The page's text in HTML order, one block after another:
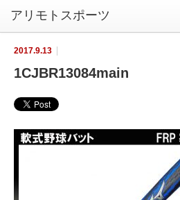
2017.9.13
1CJBR13084main